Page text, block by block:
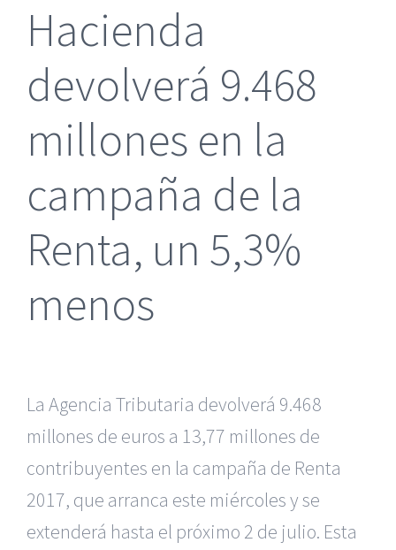
Hacienda
devolverá 9.468
millones en la
campaña de la
Renta, un 5,3%
menos
La Agencia Tributaria devolverá 9.468
millones de euros a 13,77 millones de
contribuyentes en la campaña de Renta
2017, que arranca este miércoles y se
extenderá hasta el próximo 2 de julio. Esta